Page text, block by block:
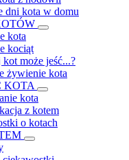
dni kota w domu
kota
kociąt
może jeść...?
żywienie kota
KOTA
kota
z kotem
o kotach